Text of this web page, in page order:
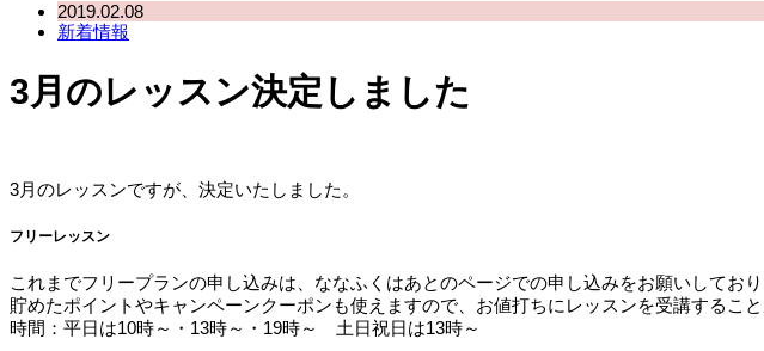
2019.02.08
新着情報
3月のレッスン決定しました
3月のレッスンですが、決定いたしました。
フリーレッスン
これまでフリープランの申し込みは、ななふくはあとのページでの申し込みをお願いしてお
貯めたポイントやキャンペーンクーポンも使えますので、お値打ちにレッスンを受講すること
時間：平日は10時～・13時～・19時～ 土日祝日は13時～